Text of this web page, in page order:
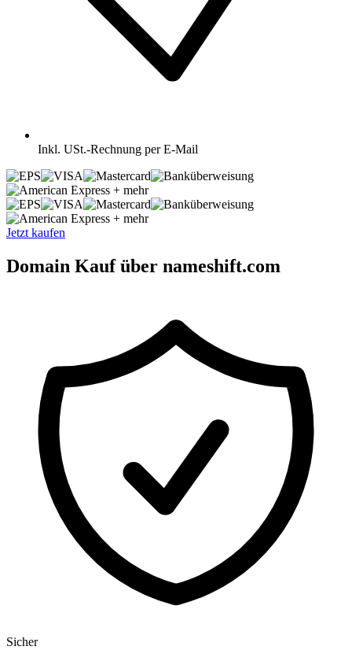
Inkl. USt.-Rechnung per E-Mail
+ mehr
+ mehr
Jetzt kaufen
Domain Kauf über nameshift.com
Sicher